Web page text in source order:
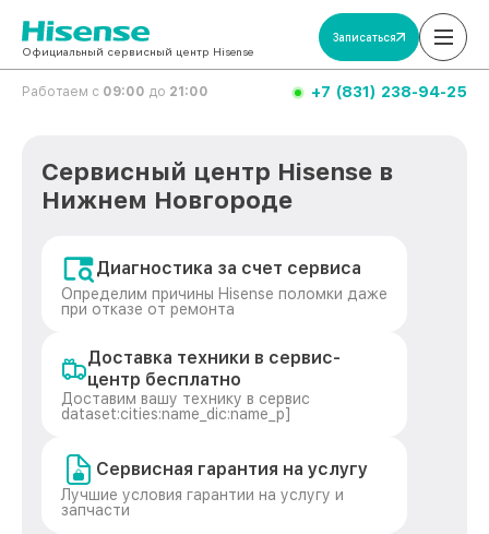
Официальный сервисный центр Hisense
Записаться
Работаем с 09:00 до 21:00 +7 (831) 238-94-25
Сервисный центр Hisense в
Нижнем Новгороде
Диагностика за счет сервиса
Определим причины Hisense поломки даже
при отказе от ремонта
Доставка техники в сервис-
центр бесплатно
Доставим вашу технику в сервис
dataset:cities:name_dic:name_p]
Сервисная гарантия на услугу
Лучшие условия гарантии на услугу и
запчасти